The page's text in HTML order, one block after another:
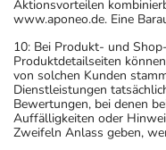
Aktionsvorteilen
www.aponeo.de. Eine
10: Bei Produkt- und
Produktdetailseiten
von solchen Kunden
Dienstleistungen
Bewertungen, bei denen
Auffälligkeiten oder
Zweifeln Anlass geben,